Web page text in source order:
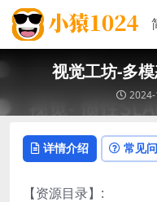
视觉工坊-多
详情介绍 常见
【资源目录】: